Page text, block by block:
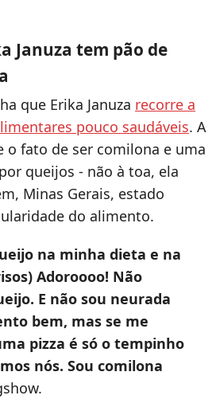
Januza tem pão de
que Erika Januza recorre a
pouco saudáveis. A
o fato de ser comilona e uma
queijos - não à toa, ela
Minas Gerais, estado
do alimento.
na minha dieta e na
Adoroooo! Não
E não sou neurada
bem, mas se me
pizza é só o tempinho
nós. Sou comilona